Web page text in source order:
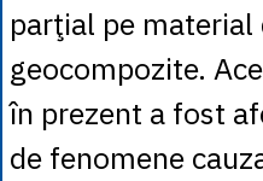
parţial pe
geocompozite.
în prezent a fost
de fenomene